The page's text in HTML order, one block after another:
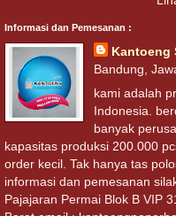
Informasi dan Pemesanan :
Kantoeng
Bandung,
kami adalah
Indonesia.
banyak
kapasitas produksi 200.000
order kecil. Tak hanya tas
informasi dan pemesanan
Pajajaran Permai Blok B VIP